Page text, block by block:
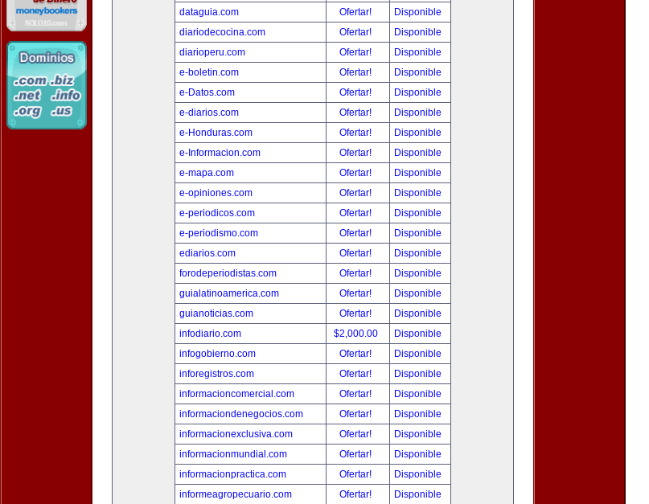
dataguia.com
Ofertar!
Disponible
diariodecocina.com
Ofertar!
Disponible
diarioperu.com
Ofertar!
Disponible
e-boletin.com
Ofertar!
Disponible
e-Datos.com
Ofertar!
Disponible
e-diarios.com
Ofertar!
Disponible
e-Honduras.com
Ofertar!
Disponible
e-Informacion.com
Ofertar!
Disponible
e-mapa.com
Ofertar!
Disponible
e-opiniones.com
Ofertar!
Disponible
e-periodicos.com
Ofertar!
Disponible
e-periodismo.com
Ofertar!
Disponible
ediarios.com
Ofertar!
Disponible
forodeperiodistas.com
Ofertar!
Disponible
guialatinoamerica.com
Ofertar!
Disponible
guianoticias.com
Ofertar!
Disponible
infodiario.com
$2,000.00
Disponible
infogobierno.com
Ofertar!
Disponible
inforegistros.com
Ofertar!
Disponible
informacioncomercial.com
Ofertar!
Disponible
informaciondenegocios.com
Ofertar!
Disponible
informacionexclusiva.com
Ofertar!
Disponible
informacionmundial.com
Ofertar!
Disponible
informacionpractica.com
Ofertar!
Disponible
informeagropecuario.com
Ofertar!
Disponible